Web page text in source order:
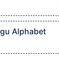
Alphabet